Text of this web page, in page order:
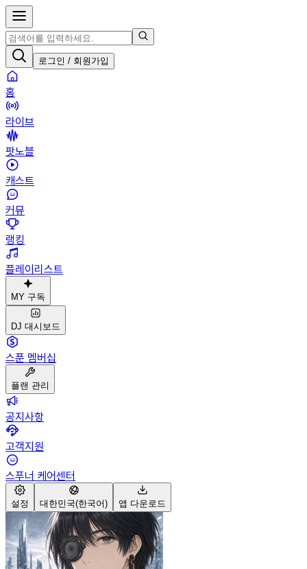
로그인 / 회원가입
홈
라이브
팟노블
캐스트
커뮤
랭킹
플레이리스트
MY 구독
DJ 대시보드
스푼 멤버십
플랜 관리
공지사항
고객지원
스푸너 케어센터
설정 대한민국(한국어) 앱 다운로드